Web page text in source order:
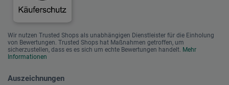
Wir nutzen Trusted Shops als unabhängigen Dienstleister für die Einholung
von Bewertungen. Trusted Shops hat Maßnahmen getroffen, um
sicherzustellen, dass es es sich um echte Bewertungen handelt. Mehr
Informationen
Auszeichnungen